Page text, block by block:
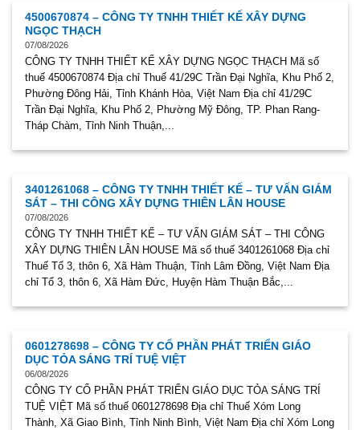
4500670874 – CÔNG TY TNHH THIẾT KẾ XÂY DỰNG
NGỌC THẠCH
07/08/2026
CÔNG TY TNHH THIẾT KẾ XÂY DỰNG NGỌC THẠCH Mã số
thuế 4500670874 Địa chỉ Thuế 41/29C Trần Đại Nghĩa, Khu Phố 2,
Phường Đông Hải, Tỉnh Khánh Hòa, Việt Nam Địa chỉ 41/29C
Trần Đại Nghĩa, Khu Phố 2, Phường Mỹ Đông, TP. Phan Rang-
Tháp Chàm, Tỉnh Ninh Thuận,...
3401261068 – CÔNG TY TNHH THIẾT KẾ – TƯ VẤN GIÁM
SÁT – THI CÔNG XÂY DỰNG THIÊN LÂN HOUSE
07/08/2026
CÔNG TY TNHH THIẾT KẾ – TƯ VẤN GIÁM SÁT – THI CÔNG
XÂY DỰNG THIÊN LÂN HOUSE Mã số thuế 3401261068 Địa chỉ
Thuế Tổ 3, thôn 6, Xã Hàm Thuận, Tỉnh Lâm Đồng, Việt Nam Địa
chỉ Tổ 3, thôn 6, Xã Hàm Đức, Huyện Hàm Thuận Bắc,...
0601278698 – CÔNG TY CỔ PHẦN PHÁT TRIỂN GIÁO
DỤC TỎA SÁNG TRÍ TUỆ VIỆT
06/08/2026
CÔNG TY CỔ PHẦN PHÁT TRIỂN GIÁO DỤC TỎA SÁNG TRÍ
TUỆ VIỆT Mã số thuế 0601278698 Địa chỉ Thuế Xóm Long
Thành, Xã Giao Bình, Tỉnh Ninh Bình, Việt Nam Địa chỉ Xóm Long